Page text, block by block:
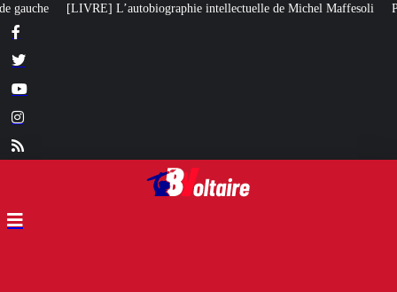
intellectuelle de Michel Maffesoli Pour regagner son influence en